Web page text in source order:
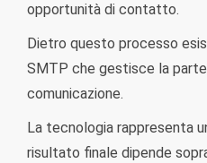
opportunità di contatto.
Dietro questo processo
SMTP che gestisce la
comunicazione.
La tecnologia rappresenta
risultato finale dipende